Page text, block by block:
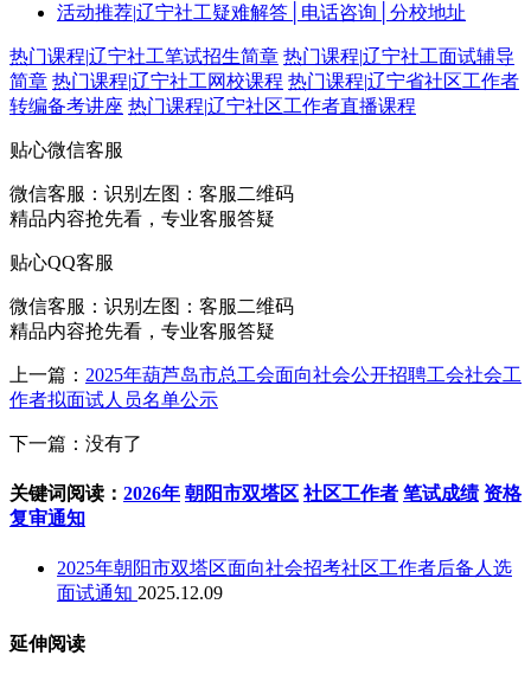
活动推荐|辽宁社工疑难解答│电话咨询│分校地址
热门课程|辽宁社工笔试招生简章 热门课程|辽宁社工面试辅导
简章 热门课程|辽宁社工网校课程 热门课程|辽宁省社区工作者
转编备考讲座 热门课程|辽宁社区工作者直播课程
贴心微信客服
微信客服： 识别左图：客服二维码
精品内容抢先看，专业客服答疑
贴心QQ客服
微信客服： 识别左图：客服二维码
精品内容抢先看，专业客服答疑
上一篇： 2025年葫芦岛市总工会面向社会公开招聘工会社会工
作者拟面试人员名单公示
下一篇：没有了
关键词阅读： 2026年 朝阳市双塔区 社区工作者 笔试成绩 资格
复审通知
2025年朝阳市双塔区面向社会招考社区工作者后备人选
面试通知 2025.12.09
延伸阅读